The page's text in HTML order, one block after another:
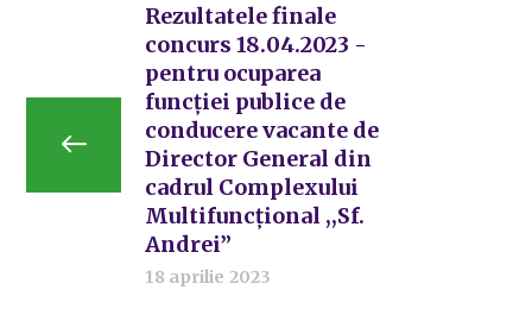
Rezultatele finale
concurs 18.04.2023 -
pentru ocuparea
funcției publice de
conducere vacante de
Director General din
cadrul Complexului
Multifuncțional ,,Sf.
Andrei”
18 aprilie 2023